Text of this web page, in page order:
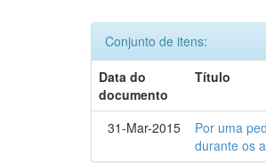
Conjunto de itens:
Data do
documento
Título
31-Mar-2015
Por uma
durante os